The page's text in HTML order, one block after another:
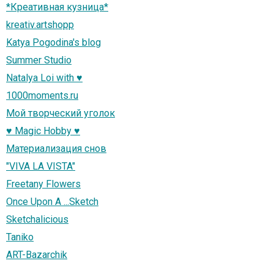
*Креативная кузница*
kreativ.artshopp
Katya Pogodina's blog
Summer Studio
Natalya Loi with ♥
1000moments.ru
Мой творческий уголок
♥ Magic Hobby ♥
Материализация снов
"VIVA LA VISTA"
Freetany Flowers
Once Upon A ...Sketch
Sketchalicious
Taniko
ART-Bazarchik